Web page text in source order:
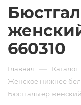
660310
Главная — Каталог
Женское нижнее
Бюстгальтер